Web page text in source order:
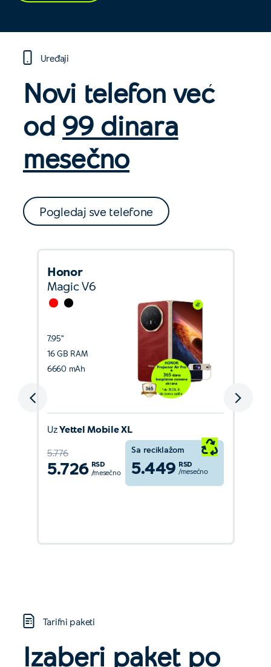
Uređaji
Novi telefon već
od 99 dinara
mesečno
Pogledaj sve telefone
Honor
Magic V6
7.95''
16 GB RAM
6660 mAh
UzYettel Mobile XL
5.776
5.726 RSD
/mesečno
Sa reciklažom
5.449 RSD
/mesečno
Tarifni paketi
Izaberi paket po